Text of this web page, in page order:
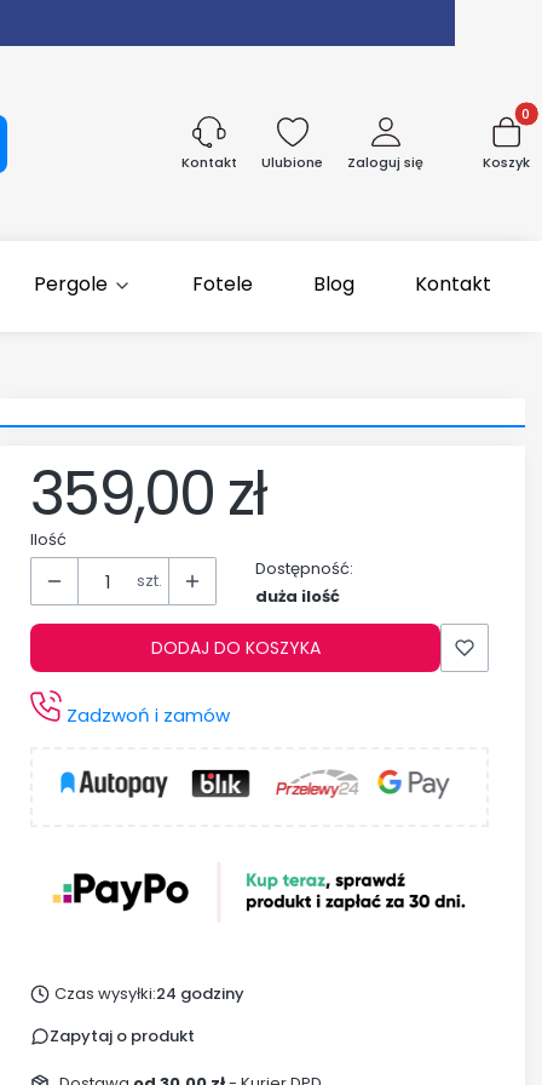
Kontakt Ulubione Zaloguj się Koszyk
Pergole Fotele Blog Kontakt
359,00 zł
Ilość
szt.
Dostępność:
duża ilość
DODAJ DO KOSZYKA
Zadzwoń i zamów
Czas wysyłki:24 godziny
Zapytaj o produkt